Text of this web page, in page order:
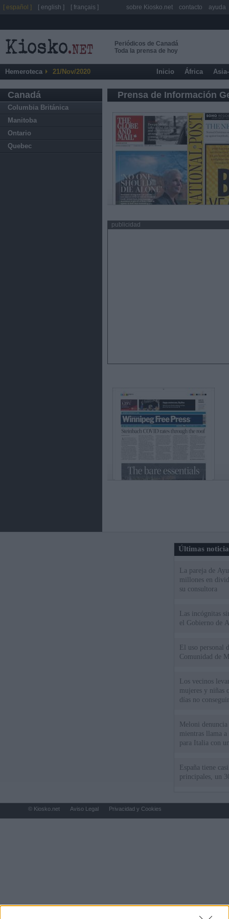
Periódicos de Canadá
Toda la prensa de hoy
Hemeroteca 21/Nov/2020 Inicio África
Canadá
Columbia Británica
Manitoba
Ontario
Quebec
Prensa de Información
publicidad
Últimas
La pareja de
millones en
su consultora
Las incógnitas
el Gobierno de
El uso personal
Comunidad de
Los vecinos
mujeres y niñas
días no
Meloni
mientras llama
para Italia con
España tiene
principales, un
[ español ] [ english ] [ français ] sobre Kiosko.net contacto ayuda
© Kiosko.net Aviso Legal Privacidad y Cookies